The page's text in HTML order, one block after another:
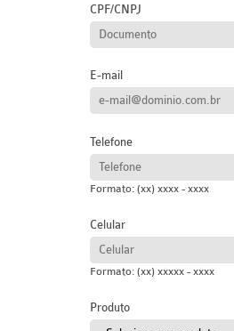
CPF/CNPJ
E-mail
Telefone
Formato: (xx) xxxx - xxxx
Celular
Formato: (xx) xxxxx - xxxx
Produto